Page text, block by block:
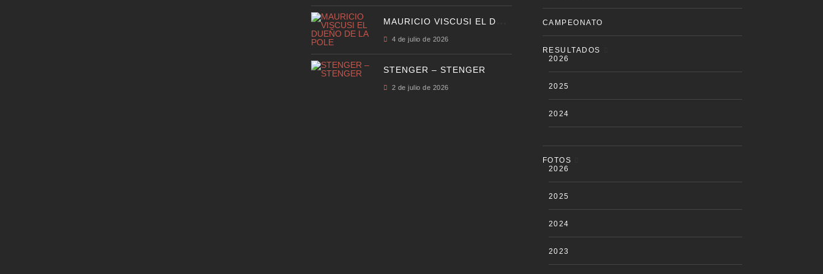
4 de julio de 2026
STENGER – STENGER
2 de julio de 2026
CAMPEONATO
RESULTADOS
2026
2025
2024
FOTOS
2026
2025
2024
2023